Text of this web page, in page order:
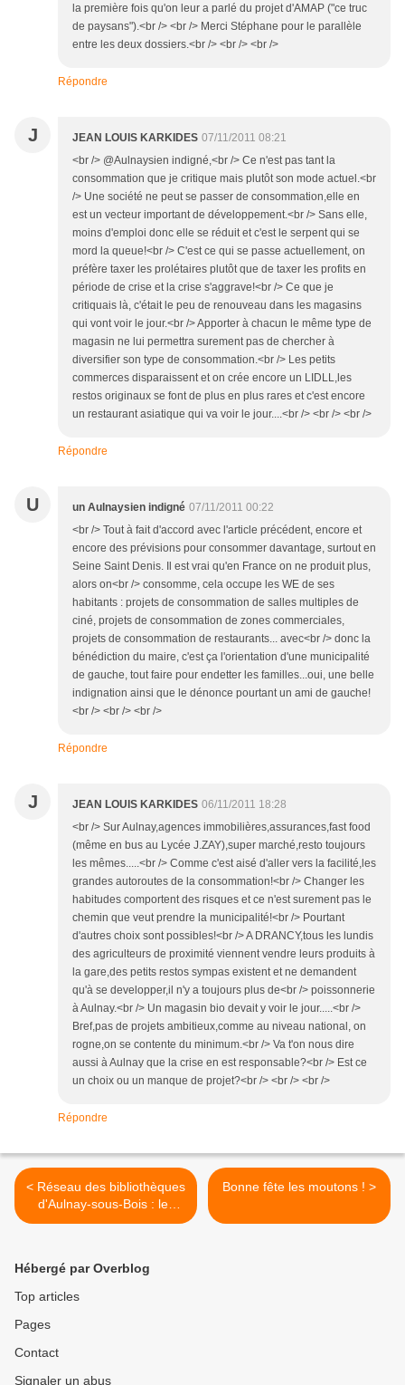
la première fois qu'on leur a parlé du projet d'AMAP ("ce truc
de paysans").<br /> <br /> Merci Stéphane pour le parallèle
entre les deux dossiers.<br /> <br /> <br />
Répondre
J JEAN LOUIS KARKIDES 07/11/2011 08:21
<br /> @Aulnaysien indigné,<br /> Ce n'est pas tant la
consommation que je critique mais plutôt son mode actuel.<br
/> Une société ne peut se passer de consommation,elle en
est un vecteur important de développement.<br /> Sans elle,
moins d'emploi donc elle se réduit et c'est le serpent qui se
mord la queue!<br /> C'est ce qui se passe actuellement, on
préfère taxer les prolétaires plutôt que de taxer les profits en
période de crise et la crise s'aggrave!<br /> Ce que je
critiquais là, c'était le peu de renouveau dans les magasins
qui vont voir le jour.<br /> Apporter à chacun le même type de
magasin ne lui permettra surement pas de chercher à
diversifier son type de consommation.<br /> Les petits
commerces disparaissent et on crée encore un LIDLL,les
restos originaux se font de plus en plus rares et c'est encore
un restaurant asiatique qui va voir le jour....<br /> <br /> <br />
Répondre
U un Aulnaysien indigné 07/11/2011 00:22
<br /> Tout à fait d'accord avec l'article précédent, encore et
encore des prévisions pour consommer davantage, surtout en
Seine Saint Denis. Il est vrai qu'en France on ne produit plus,
alors on<br /> consomme, cela occupe les WE de ses
habitants : projets de consommation de salles multiples de
ciné, projets de consommation de zones commerciales,
projets de consommation de restaurants... avec<br /> donc la
bénédiction du maire, c'est ça l'orientation d'une municipalité
de gauche, tout faire pour endetter les familles...oui, une belle
indignation ainsi que le dénonce pourtant un ami de gauche!
<br /> <br /> <br />
Répondre
J JEAN LOUIS KARKIDES 06/11/2011 18:28
<br /> Sur Aulnay,agences immobilières,assurances,fast food
(même en bus au Lycée J.ZAY),super marché,resto toujours
les mêmes.....<br /> Comme c'est aisé d'aller vers la facilité,les
grandes autoroutes de la consommation!<br /> Changer les
habitudes comportent des risques et ce n'est surement pas le
chemin que veut prendre la municipalité!<br /> Pourtant
d'autres choix sont possibles!<br /> A DRANCY,tous les lundis
des agriculteurs de proximité viennent vendre leurs produits à
la gare,des petits restos sympas existent et ne demandent
qu'à se developper,il n'y a toujours plus de<br /> poissonnerie
à Aulnay.<br /> Un magasin bio devait y voir le jour.....<br />
Bref,pas de projets ambitieux,comme au niveau national, on
rogne,on se contente du minimum.<br /> Va t'on nous dire
aussi à Aulnay que la crise en est responsable?<br /> Est ce
un choix ou un manque de projet?<br /> <br /> <br />
Répondre
< Réseau des bibliothèques
d'Aulnay-sous-Bois : les
DVD arrivent !
Bonne fête les moutons ! >
Hébergé par Overblog
Top articles
Pages
Contact
Signaler un abus